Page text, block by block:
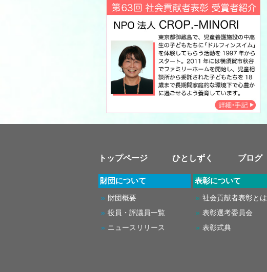
トップページ ひとしずく ブログ
財団について
財団概要
役員・評議員一覧
ニュースリリース
表彰について
社会貢献者表彰とは
表彰選考委員会
表彰式典